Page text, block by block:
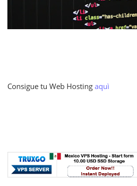
Consigue tu Web Hosting aquì